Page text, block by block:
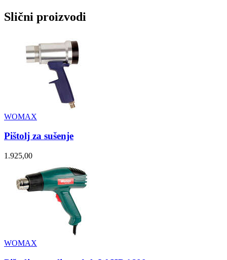
Slični proizvodi
WOMAX
Pištolj za sušenje
1.925,00
WOMAX